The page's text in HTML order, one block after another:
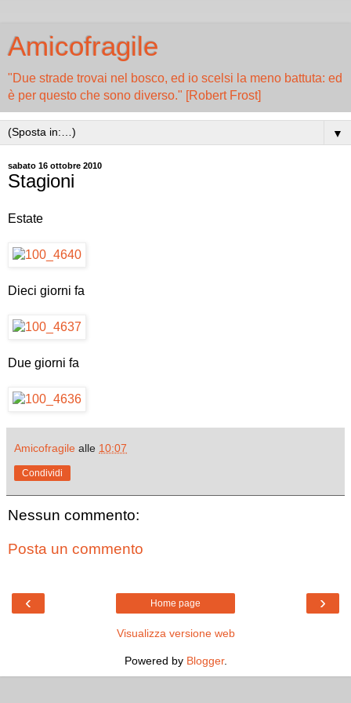
Amicofragile
"Due strade trovai nel bosco, ed io scelsi la meno battuta: ed
è per questo che sono diverso." [Robert Frost]
▼
sabato 16 ottobre 2010
Stagioni
Estate
Dieci giorni fa
Due giorni fa
Amicofragile alle 10:07
Condividi
Nessun commento:
Posta un commento
‹ ›
Home page
Visualizza versione web
Powered by Blogger.